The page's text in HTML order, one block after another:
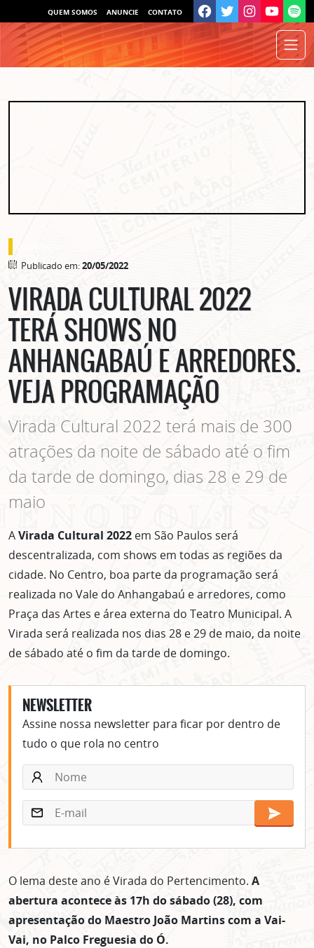
QUEM SOMOS ANUNCIE CONTATO
Publicado em:20/05/2022
VIRADA CULTURAL 2022
TERÁ SHOWS NO
ANHANGABAÚ E ARREDORES.
VEJA PROGRAMAÇÃO
Virada Cultural 2022 terá mais de 300
atrações da noite de sábado até o fim
da tarde de domingo, dias 28 e 29 de
maio
AVirada Cultural 2022 em São Paulos será
descentralizada, com shows em todas as regiões da
cidade. No Centro, boa parte da programação será
realizada no Vale do Anhangabaú e arredores, como
Praça das Artes e área externa do Teatro Municipal. A
Virada será realizada nos dias 28 e 29 de maio, da noite
de sábado até o fim da tarde de domingo.
NEWSLETTER
Assine nossa newsletter para ficar por dentro de
tudo o que rola no centro
O lema deste ano é Virada do Pertencimento. A
abertura acontece às 17h do sábado (28), com
apresentação do Maestro João Martins com a Vai-
Vai, no Palco Freguesia do Ó.